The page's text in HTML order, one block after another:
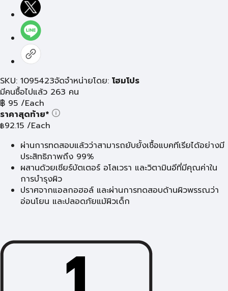
SKU: 1095423จัดจำหน่ายโดย: โฮมโปร
มีคนซื้อไปแล้ว 263 คน
฿ 95 /Each
ราคาสุดท้าย*
฿92.15 /Each
ผ่านการทดสอบแล้วว่าสามารถยับยั้งเชื้อแบคทีเรียได้อย่างมี
ประสิทธิภาพถึง 99%
ผสานด้วยเชียร์บัตเตอร์ อโลเวรา และวิตามินอีที่มีคุณค่าใน
การบำรุงผิว
ปราศจากแอลกอฮอล์ และผ่านการทดสอบด้านผิวพรรณว่า
อ่อนโยน และปลอดภัยแม้ผิวเด็ก